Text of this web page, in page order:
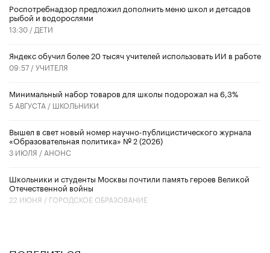
Роспотребнадзор предложил дополнить меню школ и детсадов
рыбой и водорослями
13:30 / ДЕТИ
​Яндекс обучил более 20 тысяч учителей использовать ИИ в работе
09:57 /УЧИТЕЛЯ
Минимальный набор товаров для школы подорожал на 6,3%
5 АВГУСТА / ШКОЛЬНИКИ
Вышел в свет новый номер научно-публицистического журнала
«Образовательная политика» № 2 (2026)
3 ИЮЛЯ / АНОНС
Школьники и студенты Москвы почтили память героев Великой
Отечественной войны
22 ИЮНЯ / ГОРОДСКОЕ ОБРАЗОВАНИЕ